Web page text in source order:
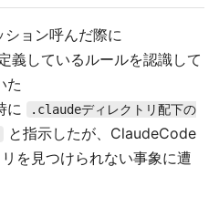
ョン呼んだ際に
義しているルールを認識して
た
に
.claudeディレクトリ配下の
と指示したが、ClaudeCode
を見つけられない事象に遭